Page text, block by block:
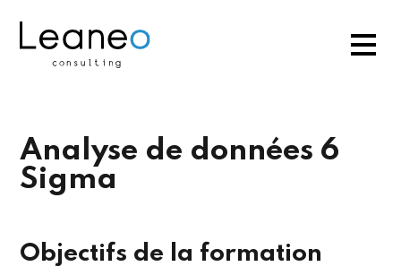
Analyse de données 6
Sigma
Objectifs de la formation